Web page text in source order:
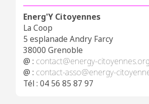
Energ'Y Citoyennes
La Coop
5 esplanade Andry Farcy
38000 Grenoble
@ : contact@energy-citoyennes.org
@ : contact-asso@energy-
Tél : 04 56 85 87 97